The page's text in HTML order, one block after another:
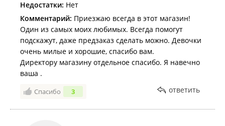
Недостатки: Нет
Комментарий: Приезжаю всегда в этот магазин!
Один из самых моих любимых. Всегда помогут
подскажут, даже предзаказ сделать можно. Девочки
очень милые и хорошие, спасибо вам.
Директору магазину отдельное спасибо. Я навечно
ваша .
Спасибо 3 ответить